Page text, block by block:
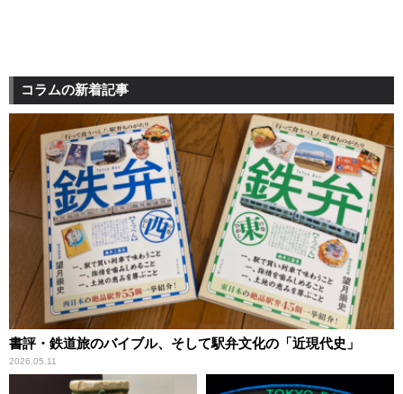
コラムの新着記事
書評・鉄道旅のバイブル、そして駅弁文化の「近現代史」
2026.05.11